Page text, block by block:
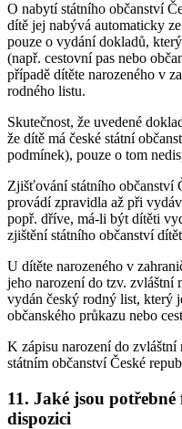
O nabytí státního občanství
dítě jej nabývá automaticky
pouze o vydání dokladů,
(např. cestovní pas nebo
případě dítěte narozeného v
rodného listu.
Skutečnost, že uvedené
že dítě má české státní
podmínek), pouze o tom
Zjišťování státního občanství
provádí zpravidla až při
popř. dříve, má-li být dítěti
zjištění státního občanství
U dítěte narozeného v
jeho narození do tzv. zvláštní
vydán český rodný list, který
občanského průkazu nebo
K zápisu narození do
státním občanství České
11. Jaké jsou
dispozici